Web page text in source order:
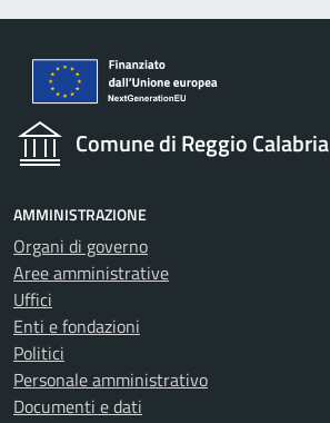
Comune di Reggio Calabria
AMMINISTRAZIONE
Organi di governo
Aree amministrative
Uffici
Enti e fondazioni
Politici
Personale amministrativo
Documenti e dati